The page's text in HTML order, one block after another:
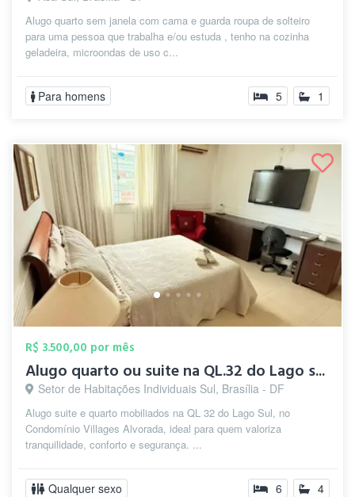
Alugo quarto sem janela com cama e guarda roupa de solteiro
para uma pessoa que trabalha e/ou estuda , tenho na cozinha
geladeira, microondas de uso c...
Para homens 5 1
R$ 3.500,00 por mês
Alugo quarto ou suite na QL.32 do Lago s...
Setor de Habitações Individuais Sul, Brasília - DF
Alugo suite e quarto mobiliados na QL 32 do Lago Sul, no
Condomínio Villages Alvorada, ideal para quem valoriza
tranquilidade, conforto e segurança. ...
Qualquer sexo 6 4